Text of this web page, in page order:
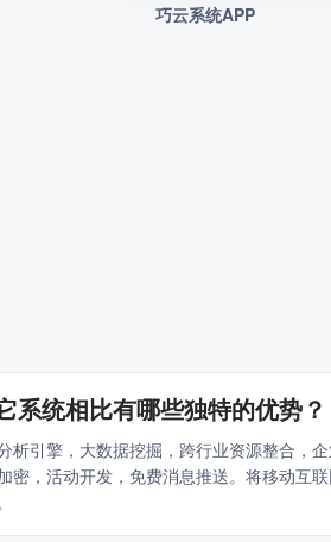
巧云系统APP
系统相比有哪些独特的优势？
析引擎，大数据挖掘，跨行业资源整合，
密，活动开发，免费消息推送。将移动互